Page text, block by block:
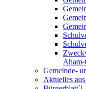
Aham-
Gemeinde-
Aktuelles